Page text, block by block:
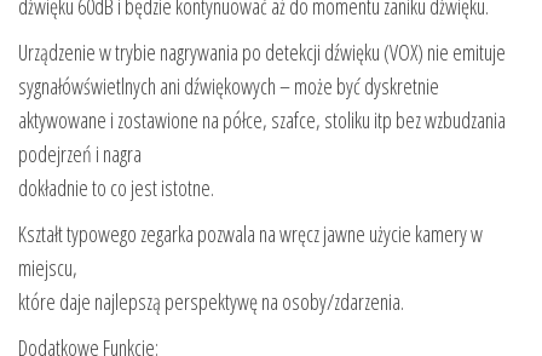
dźwięku 60dB i będzie kontynuować aż do momentu zaniku dźwięku.
Urządzenie w trybie nagrywania po detekcji dźwięku (VOX) nie emituje
sygnałówświetlnych ani dźwiękowych – może być dyskretnie
aktywowane i zostawione na półce, szafce, stoliku itp bez wzbudzania
podejrzeń i nagra
dokładnie to co jest istotne.
Kształt typowego zegarka pozwala na wręcz jawne użycie kamery w
miejscu,
które daje najlepszą perspektywę na osoby/zdarzenia.
Dodatkowe Funkcje: